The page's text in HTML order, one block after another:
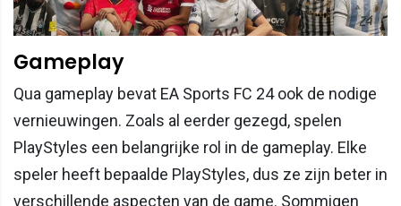
Gameplay
Qua gameplay bevat EA Sports FC 24 ook de nodige
vernieuwingen. Zoals al eerder gezegd, spelen
PlayStyles een belangrijke rol in de gameplay. Elke
speler heeft bepaalde PlayStyles, dus ze zijn beter in
verschillende aspecten van de game. Sommigen